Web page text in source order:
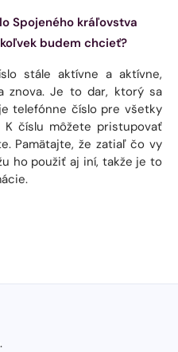
Spojeného kráľovstva
budem chcieť?
stále aktívne a aktívne,
znova. Je to dar, ktorý sa
telefónne číslo pre všetky
K číslu môžete pristupovať
Pamätajte, že zatiaľ čo vy
ho použiť aj iní, takže je to